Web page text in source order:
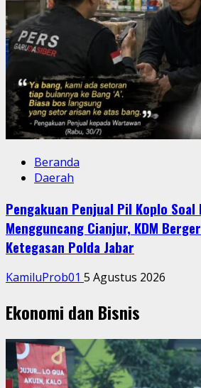
Beranda
Daerah
Pengakuan Penjual Pil Koplo Soal
Mengguncang Cianjur, KDM
Ketegasan Polda Jabar
KamiluProb01 5 Agustus 2026
Ekonomi dan Bisnis